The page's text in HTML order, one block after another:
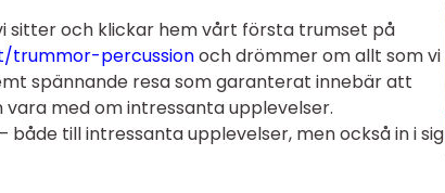
sitter och klickar hem vårt första trumset på
trummor-percussionoch drömmer om allt som vi
spännande resa som garanterat innebär att
med om intressanta upplevelser.
både till intressanta upplevelser, men också in i sig